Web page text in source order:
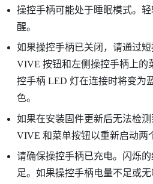
操控手柄可能处于睡眠模式。
醒。
如果操控手柄已关闭，请通过
VIVE 按钮和左侧操控手柄上的
控手柄 LED 灯在连接时将变为
色。
如果在安装固件更新后无法检
VIVE 和菜单按钮以重新启动两
请确保操控手柄已充电。闪烁
足。如果操控手柄电量不足或无